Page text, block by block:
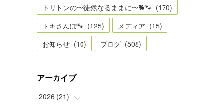
トリトンの〜徒然なるままに〜🐕🐾 (170)
トキさんぽ🐾 (125) メディア (15)
お知らせ (10) ブログ (508)
アーカイブ
2026 (21)